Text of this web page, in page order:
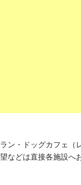
・ドッグカフェ（
などは直接各施設へ